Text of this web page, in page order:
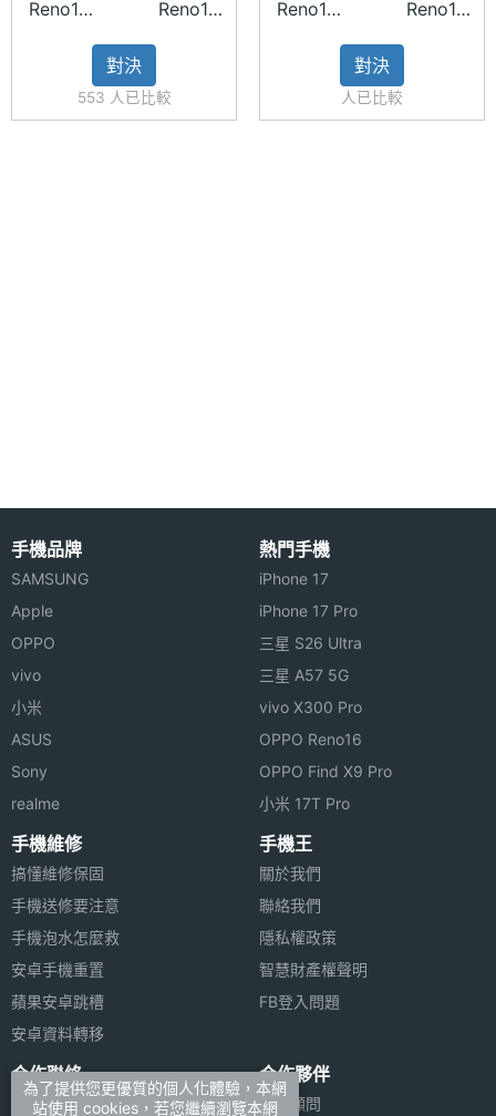
UFS3.1）
◎ 前置 3,200 萬畫素鏡頭
◎ 後置 5,000 萬畫素主鏡頭 + 800 萬畫素超廣角鏡
頭+ 200 萬畫素微距鏡頭
※本文為 SOGI 手機王版權所有，未經授權不得轉載使用※
主螢幕
最大亮
1200 nits
觸控採
樣率
相機規格
主相機
主相機
感光元
件
主相機
光圈F
主相機
等效焦
Reno12
Reno12
對決
553 人已比較
Reno12
Reno12
對決
人已比較
手機品牌
SAMSUNG
Apple
OPPO
vivo
小米
ASUS
Sony
realme
熱門手機
iPhone 17
iPhone 17 Pro
三星 S26 Ultra
三星 A57 5G
vivo X300 Pro
OPPO Reno16
OPPO Find X9 Pro
小米 17T Pro
手機維修
搞懂維修保固
手機送修要注意
手機泡水怎麼救
安卓手機重置
蘋果安卓跳槽
安卓資料轉移
手機王
關於我們
聯絡我們
隱私權政策
智慧財產權聲明
FB登入問題
合作聯絡
廣告刊登
合作夥伴
法律顧問
為了提供您更優質的個人化體驗，本網
站使用 cookies，若您繼續瀏覽本網